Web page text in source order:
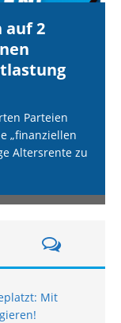
auf 2
Parteien
„finanziellen
Altersrente zu
Mit